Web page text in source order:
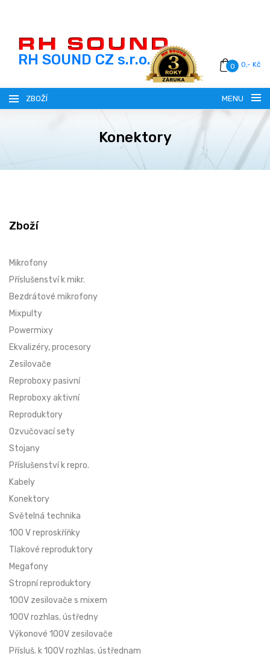
RH SOUND CZ s.r.o. 0 0,- Kč
ZBOŽÍ MENU
POLSKY (PL)
REGISTRACE
ÚVODNÍ STRÁNKA
NOVINKY
AKCE
KONTAKT
+420603493054
Konektory
Zboží
Mikrofony
Příslušenství k mikr.
Bezdrátové mikrofony
Mixpulty
Powermixy
Ekvalizéry, procesory
Zesilovače
Reproboxy pasivní
Reproboxy aktivní
Reproduktory
Ozvučovací sety
Stojany
Příslušenství k repro.
Kabely
Konektory
Světelná technika
100 V reproskříňky
Tlakové reproduktory
Megafony
Stropní reproduktory
100V zesilovače s mixem
100V rozhlas. ústředny
Výkonové 100V zesilovače
Přísluš. k 100V rozhlas. ústřednam